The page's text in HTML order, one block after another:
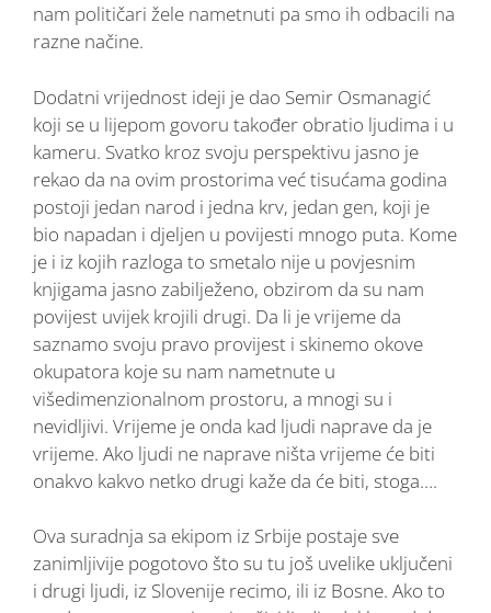
nam političari žele nametnuti pa smo ih odbacili na
razne načine.
Dodatni vrijednost ideji je dao Semir Osmanagić
koji se u lijepom govoru također obratio ljudima i u
kameru. Svatko kroz svoju perspektivu jasno je
rekao da na ovim prostorima već tisućama godina
postoji jedan narod i jedna krv, jedan gen, koji je
bio napadan i djeljen u povijesti mnogo puta. Kome
je i iz kojih razloga to smetalo nije u povjesnim
knjigama jasno zabilježeno, obzirom da su nam
povijest uvijek krojili drugi. Da li je vrijeme da
saznamo svoju pravo provijest i skinemo okove
okupatora koje su nam nametnute u
višedimenzionalnom prostoru, a mnogi su i
nevidljivi. Vrijeme je onda kad ljudi naprave da je
vrijeme. Ako ljudi ne naprave ništa vrijeme će biti
onakvo kakvo netko drugi kaže da će biti, stoga….
Ova suradnja sa ekipom iz Srbije postaje sve
zanimljivije pogotovo što su tu još uvelike uključeni
i drugi ljudi, iz Slovenije recimo, ili iz Bosne. Ako to